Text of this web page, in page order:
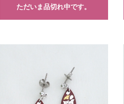
ただいま品切れ中です。